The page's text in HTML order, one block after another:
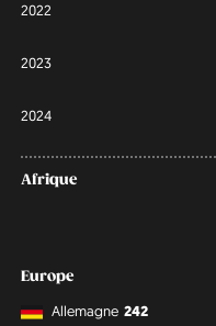
2022
2023
2024
Afrique
Europe
Allemagne 242